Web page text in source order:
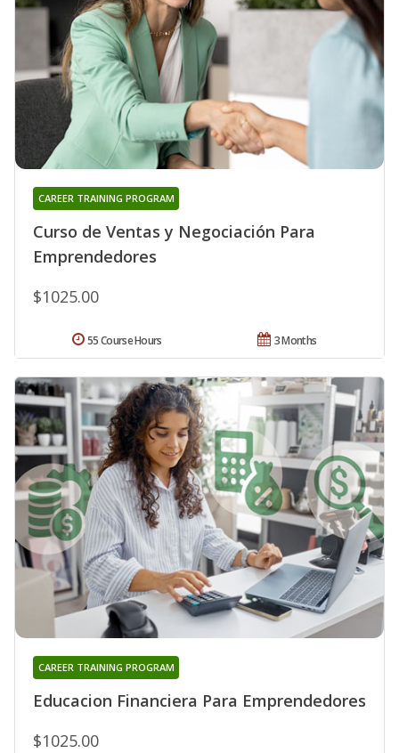
Curso de Ventas y Negociación Para
Emprendedores
CAREER TRAINING PROGRAM
$1025.00
3 Months
55 Course Hours
Educacion Financiera Para Emprendedores
CAREER TRAINING PROGRAM
$1025.00